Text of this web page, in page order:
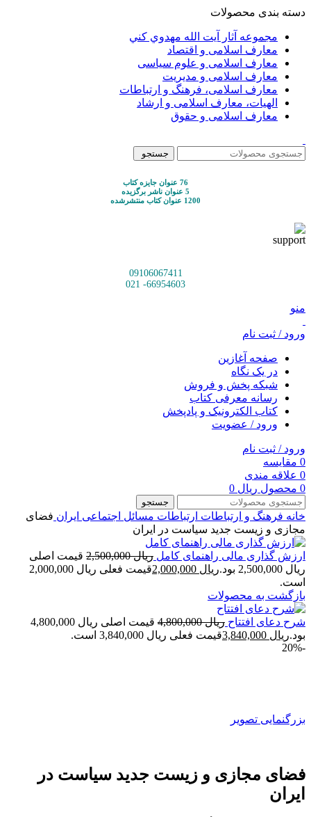
دسته بندی محصولات
مجموعه آثار آيت الله مهدوي كني
معارف اسلامی و اقتصاد
معارف اسلامی و علوم سیاسی
معارف اسلامی و مدیریت
معارف اسلامی، فرهنگ و ارتباطات
الهیات، معارف اسلامی و ارشاد
معارف اسلامی و حقوق
جستجو
76 عنوان جایزه کتاب
5 عنوان ناشر برگزیده
1200 عنوان کتاب منتشرشده
09106067411
66954603- 021
منو
ورود / ثبت نام
صفحه آغازین
در یک نگاه
شبکه پخش و فروش
رسانه معرفی کتاب
کتاب الکترونیک و پادپخش
ورود / عضویت
ورود / ثبت نام
0 مقایسه
0 علاقه مندی
0 محصول ریال
جستجو
خانه فرهنگ و ارتباطات ارتباطات مسائل اجتماعی ایران فضای
مجازی و زیست جدید سیاست در ایران
ارزش گذاری مالی راهنمای کامل ریال2,500,000
قیمت اصلی
ریال 2,500,000 بود.
ریال
قیمت فعلی ریال 2,000,000
است.
بازگشت به محصولات
شرح دعای افتتاح ریال4,800,000
قیمت اصلی ریال 4,800,000
بود.ریال
قیمت فعلی ریال 3,840,000 است.
-20%
بزرگنمایی تصویر
فضای مجازی و زیست جدید سیاست در
ایران